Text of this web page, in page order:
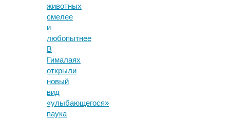
животных
смелее
и
любопытнее
В
Гималаях
открыли
новый
вид
«улыбающегося»
паука